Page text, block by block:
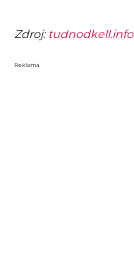
Zdroj: tudnodkell.info
Reklama